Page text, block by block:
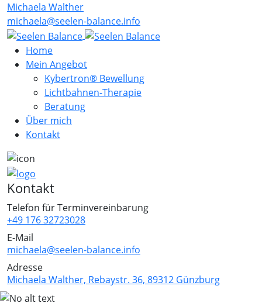
Michaela Walther
michaela@seelen-balance.info
Home
Mein Angebot
Kybertron® Bewellung
Lichtbahnen-Therapie
Beratung
Über mich
Kontakt
Kontakt
Telefon für Terminvereinbarung
+49 176 32723028
E-Mail
michaela@seelen-balance.info
Adresse
Michaela Walther, Rebaystr. 36, 89312 Günzburg